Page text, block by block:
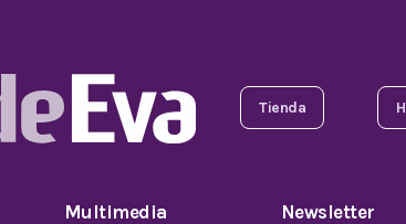
Tienda
Multimedia Newsletter